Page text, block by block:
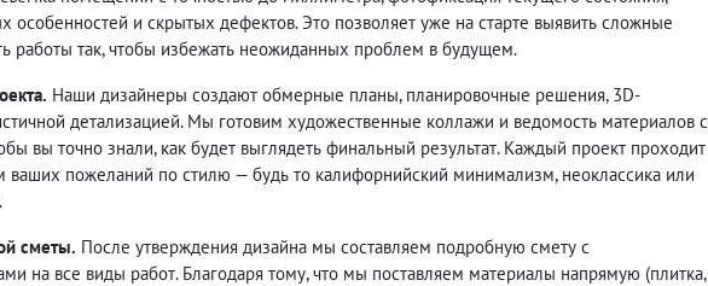
особенностей и скрытых дефектов. Это позволяет уже на старте выявить сложные
работы так, чтобы избежать неожиданных проблем в будущем.
Наши дизайнеры создают обмерные планы, планировочные решения, 3D-
детализацией. Мы готовим художественные коллажи и ведомость материалов с
вы точно знали, как будет выглядеть финальный результат. Каждый проект проходит
ваших пожеланий по стилю — будь то калифорнийский минимализм, неоклассика или
сметы. После утверждения дизайна мы составляем подробную смету с
на все виды работ. Благодаря тому, что мы поставляем материалы напрямую (плитка,